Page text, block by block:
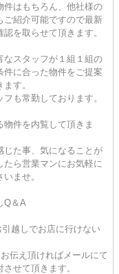
件はもちろん、他社様の
ご紹介可能ですので最新
認を取らせて頂きます。
スタッフが１組１組の
件に合った物件をご提案
す。
フも常勤しております。
件を内覧して頂きま
じた事、気になることが
たら営業マンにお気軽に
ませ。
Q＆A
越しでお店に行けない
伝え頂ければメールにて
させて頂きます。